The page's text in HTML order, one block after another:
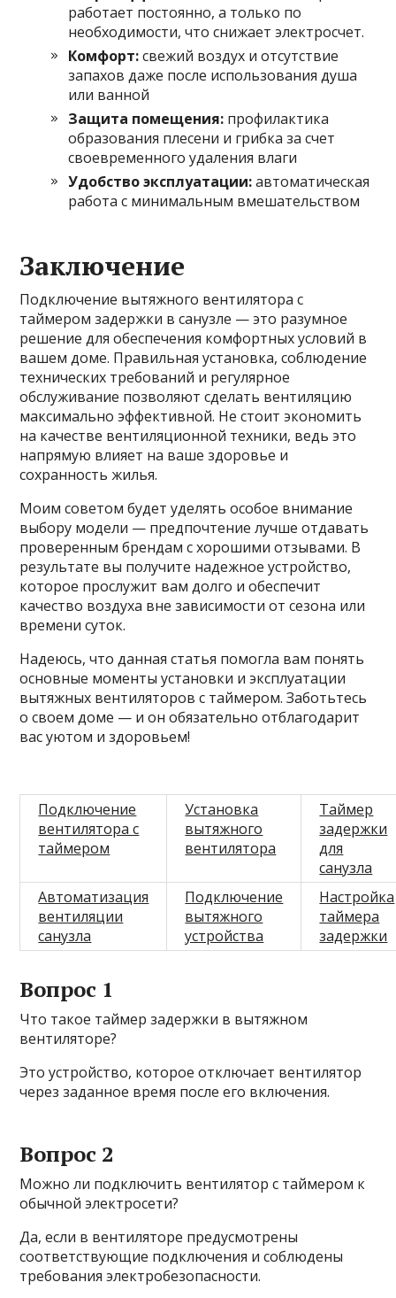
работает постоянно, а только по
необходимости, что снижает электросчет.
Комфорт:свежий воздух и отсутствие
запахов даже после использования душа
или ванной
Защита помещения: профилактика
образования плесени и грибка за счет
своевременного удаления влаги
Удобство эксплуатации:автоматическая
работа с минимальным вмешательством
Заключение
Подключение вытяжного вентилятора с
таймером задержки в санузле — это разумное
решение для обеспечения комфортных условий в
вашем доме. Правильная установка, соблюдение
технических требований и регулярное
обслуживание позволяют сделать вентиляцию
максимально эффективной. Не стоит экономить
на качестве вентиляционной техники, ведь это
напрямую влияет на ваше здоровье и
сохранность жилья.
Моим советом будет уделять особое внимание
выбору модели — предпочтение лучше отдавать
проверенным брендам с хорошими отзывами. В
результате вы получите надежное устройство,
которое прослужит вам долго и обеспечит
качество воздуха вне зависимости от сезона или
времени суток.
Надеюсь, что данная статья помогла вам понять
основные моменты установки и эксплуатации
вытяжных вентиляторов с таймером. Заботьтесь
о своем доме — и он обязательно отблагодарит
вас уютом и здоровьем!
Подключение
вентилятора с
таймером
Установка
вытяжного
вентилятора
Таймер
задержки
для
санузла
Автоматизация
вентиляции
санузла
Подключение
вытяжного
устройства
Настройка
таймера
задержки
Вопрос 1
Что такое таймер задержки в вытяжном
вентиляторе?
Это устройство, которое отключает вентилятор
через заданное время после его включения.
Вопрос 2
Можно ли подключить вентилятор с таймером к
обычной электросети?
Да, если в вентиляторе предусмотрены
соответствующие подключения и соблюдены
требования электробезопасности.